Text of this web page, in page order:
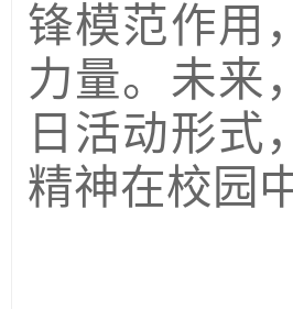
锋模范作用
力量。未来
日活动形式
精神在校园